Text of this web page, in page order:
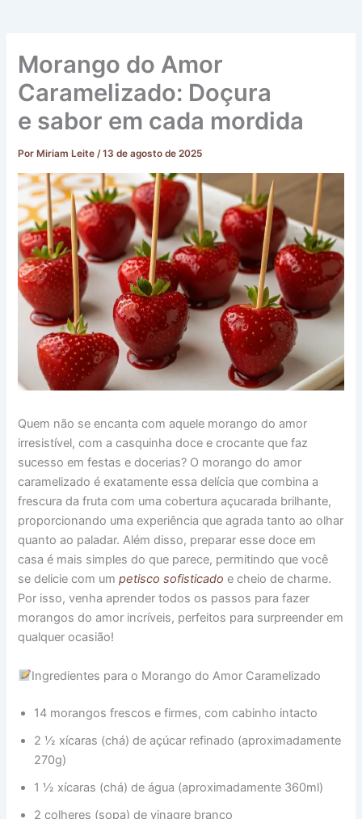
Morango do Amor
Caramelizado: Doçura
e sabor em cada mordida
Por Miriam Leite/13 de agosto de 2025
Quem não se encanta com aquele morango do amor
irresistível, com a casquinha doce e crocante que faz
sucesso em festas e docerias? O morango do amor
caramelizado é exatamente essa delícia que combina a
frescura da fruta com uma cobertura açucarada brilhante,
proporcionando uma experiência que agrada tanto ao olhar
quanto ao paladar. Além disso, preparar esse doce em
casa é mais simples do que parece, permitindo que você
se delicie com umpetisco sofisticado e cheio de charme.
Por isso, venha aprender todos os passos para fazer
morangos do amor incríveis, perfeitos para surpreender em
qualquer ocasião!
Ingredientes para o Morango do Amor Caramelizado
14 morangos frescos e firmes, com cabinho intacto
2 ½ xícaras (chá) de açúcar refinado (aproximadamente
270g)
1 ½ xícaras (chá) de água (aproximadamente 360ml)
2 colheres (sopa) de vinagre branco